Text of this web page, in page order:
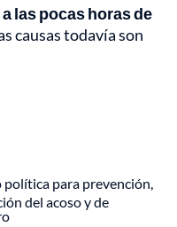
las pocas horas de
causas todavía son
política para prevención,
del acoso y de